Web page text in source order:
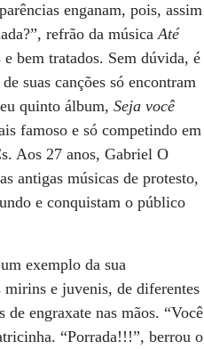
enganam, pois, assim
refrão da músicaAté
bem tratados. Sem dúvida, é
suas canções só encontram
quinto álbum,Seja você
famoso e só competindo em
Aos 27 anos, Gabriel O
antigas músicas de protesto,
e conquistam o público
exemplo da sua
e juvenis, de diferentes
engraxate nas mãos. “Você
“Porrada!!!”, berrou o